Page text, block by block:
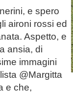
e spero
aironi rossi ed
Aspetto, e
ansia, di
immagini
@Margitta
e che,